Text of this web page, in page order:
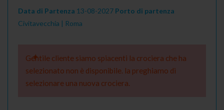
Data di Partenza 13-08-2027 Porto di partenza
Civitavecchia | Roma
Gentile cliente siamo spiacenti la crociera che ha
selezionato non è disponibile. la preghiamo di
selezionare una nuova crociera.